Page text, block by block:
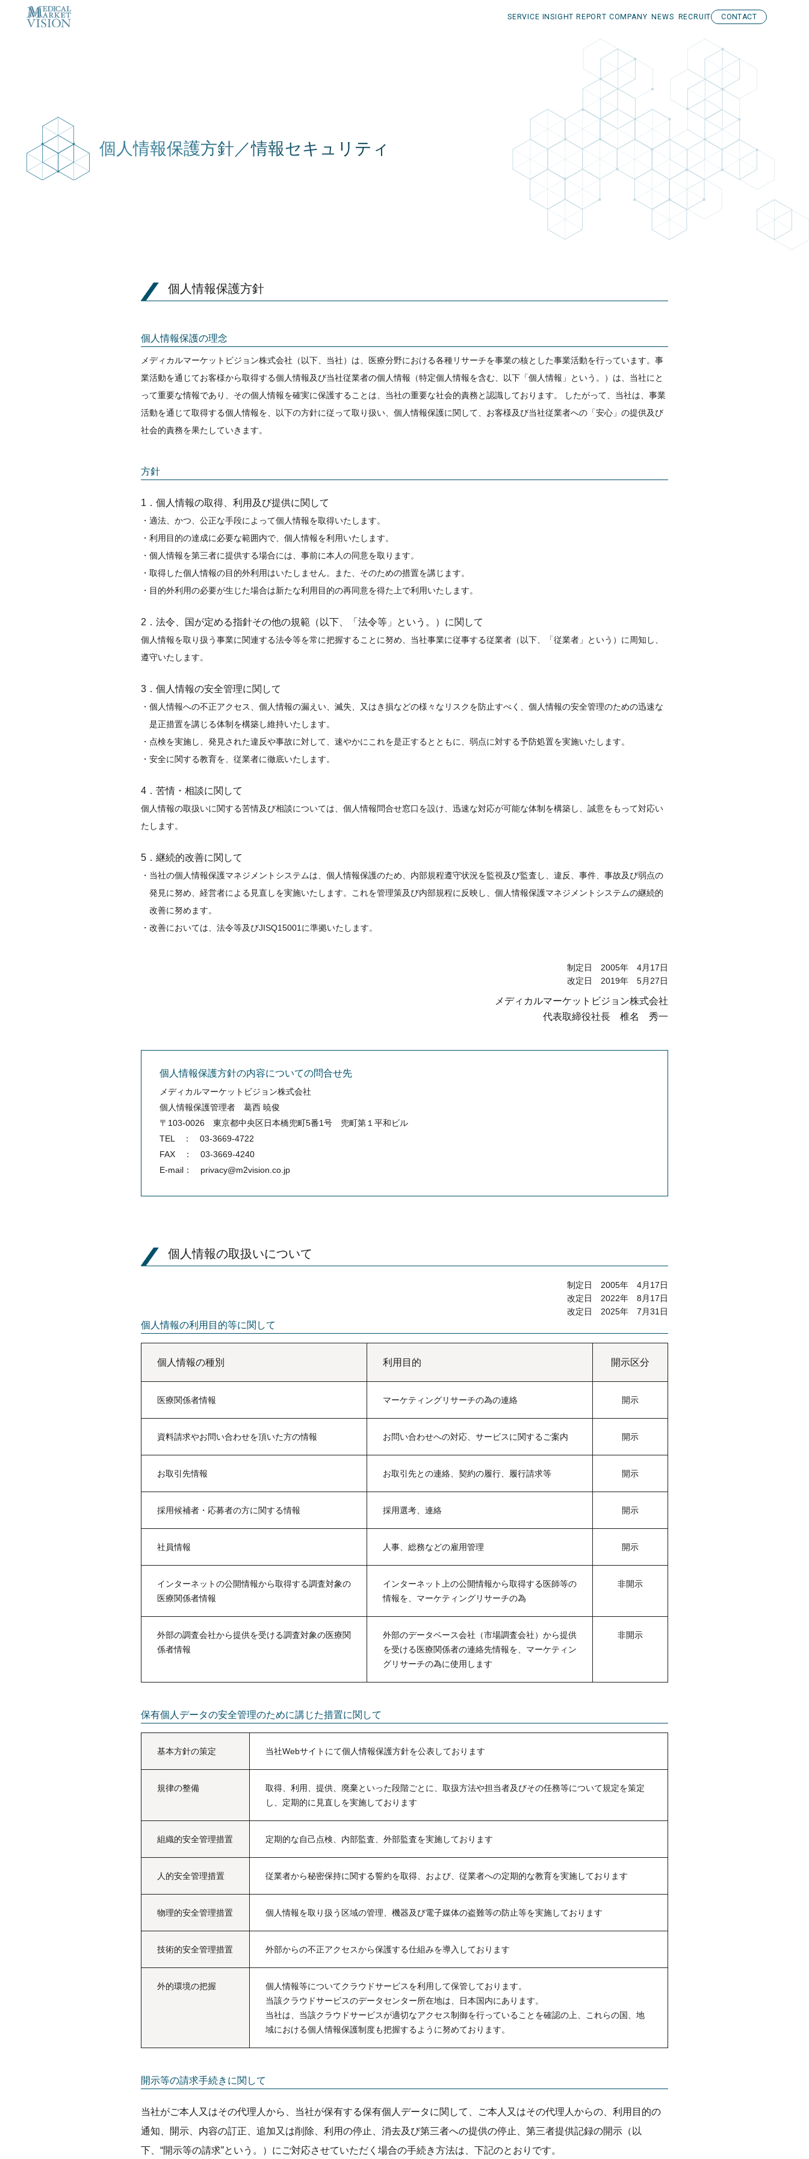
SERVICE INSIGHT REPORT COMPANY NEWS RECRUIT
CONTACT
個人情報保護方針 ／情報セキュリティ
個人情報保護方針
個人情報保護の理念
メディカルマーケットビジョン株式会社（以下、当社）は、医療分野における各種リサーチを事業の核とした事業活動を行っています。事
業活動を通じてお客様から取得する個人情報及び当社従業者の個人情報（特定個人情報を含む、以下「個人情報」という。）は、当社にと
って重要な情報であり、その個人情報を確実に保護することは、当社の重要な社会的責務と認識しております。 したがって、当社は、事業
活動を通じて取得する個人情報を、以下の方針に従って取り扱い、個人情報保護に関して、お客様及び当社従業者への「安心」の提供及び
社会的責務を果たしていきます。
方針
1．個人情報の取得、利用及び提供に関して
適法、かつ、公正な手段によって個人情報を取得いたします。
利用目的の達成に必要な範囲内で、個人情報を利用いたします。
個人情報を第三者に提供する場合には、事前に本人の同意を取ります。
取得した個人情報の目的外利用はいたしません。また、そのための措置を講じます。
目的外利用の必要が生じた場合は新たな利用目的の再同意を得た上で利用いたします。
2．法令、国が定める指針その他の規範（以下、「法令等」という。）に関して
個人情報を取り扱う事業に関連する法令等を常に把握することに努め、当社事業に従事する従業者（以下、「従業者」という）に周知し、
遵守いたします。
3．個人情報の安全管理に関して
個人情報への不正アクセス、個人情報の漏えい、滅失、又はき損などの様々なリスクを防止すべく、個人情報の安全管理のための迅速な
是正措置を講じる体制を構築し維持いたします。
点検を実施し、発見された違反や事故に対して、速やかにこれを是正するとともに、弱点に対する予防処置を実施いたします。
安全に関する教育を、従業者に徹底いたします。
4．苦情・相談に関して
個人情報の取扱いに関する苦情及び相談については、個人情報問合せ窓口を設け、迅速な対応が可能な体制を構築し、誠意をもって対応い
たします。
5．継続的改善に関して
当社の個人情報保護マネジメントシステムは、個人情報保護のため、内部規程遵守状況を監視及び監査し、違反、事件、事故及び弱点の
発見に努め、経営者による見直しを実施いたします。これを管理策及び内部規程に反映し、個人情報保護マネジメントシステムの継続的
改善に努めます。
改善においては、法令等及びJISQ15001に準拠いたします。
制定日 2005年 4月17日
改定日 2019年 5月27日
メディカルマーケットビジョン株式会社
代表取締役社長 椎名 秀一
個人情報保護方針の内容についての問合せ先
メディカルマーケットビジョン株式会社
個人情報保護管理者 葛西 暁俊
〒103-0026 東京都中央区日本橋兜町5番1号 兜町第１平和ビル
TEL ： 03-3669-4722
FAX ： 03-3669-4240
E-mail： privacy@m2vision.co.jp
個人情報の取扱いについて
制定日 2005年 4月17日
改定日 2022年 8月17日
改定日 2025年 7月31日
個人情報の利用目的等に関して
個人情報の種別 利用目的 開示区分
医療関係者情報 マーケティングリサーチの為の連絡 開示
資料請求やお問い合わせを頂いた方の情報 お問い合わせへの対応、サービスに関するご案内 開示
お取引先情報 お取引先との連絡、契約の履行、履行請求等 開示
採用候補者・応募者の方に関する情報 採用選考、連絡 開示
社員情報 人事、総務などの雇用管理 開示
インターネットの公開情報から取得する調査対象の
医療関係者情報
インターネット上の公開情報から取得する医師等の
情報を、マーケティングリサーチの為
非開示
外部の調査会社から提供を受ける調査対象の医療関
係者情報
外部のデータベース会社（市場調査会社）から提供
を受ける医療関係者の連絡先情報を、マーケティン
グリサーチの為に使用します
非開示
保有個人データの安全管理のために講じた措置に関して
基本方針の策定 当社Webサイトにて個人情報保護方針を公表しております
規律の整備
取得、利用、提供、廃棄といった段階ごとに、取扱方法や担当者及びその任務等について規定を策定
し、定期的に見直しを実施しております
組織的安全管理措置 定期的な自己点検、内部監査、外部監査を実施しております
人的安全管理措置 従業者から秘密保持に関する誓約を取得、および、従業者への定期的な教育を実施しております
物理的安全管理措置 個人情報を取り扱う区域の管理、機器及び電子媒体の盗難等の防止等を実施しております
技術的安全管理措置 外部からの不正アクセスから保護する仕組みを導入しております
外的環境の把握
個人情報等についてクラウドサービスを利用して保管しております。
当該クラウドサービスのデータセンター所在地は、日本国内にあります。
当社は、当該クラウドサービスが適切なアクセス制御を行っていることを確認の上、これらの国、地
域における個人情報保護制度も把握するように努めております。
開示等の請求手続きに関して
当社がご本人又はその代理人から、当社が保有する保有個人データに関して、ご本人又はその代理人からの、利用目的の
通知、開示、内容の訂正、追加又は削除、利用の停止、消去及び第三者への提供の停止、第三者提供記録の開示（以
下、“開示等の請求”という。）にご対応させていただく場合の手続き方法は、下記のとおりです。